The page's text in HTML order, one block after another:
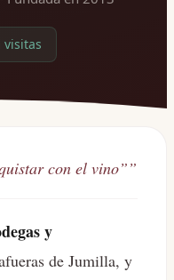
visitas
con el vino””
y
de Jumilla, y